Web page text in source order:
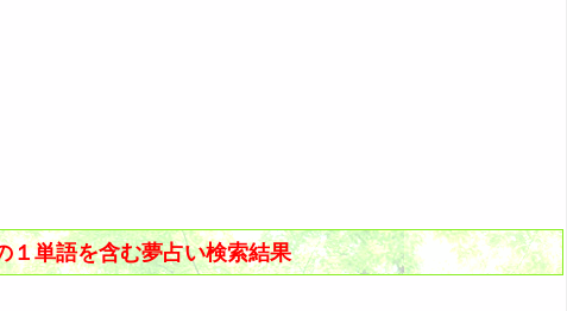
１単語を含む夢占い検索結果